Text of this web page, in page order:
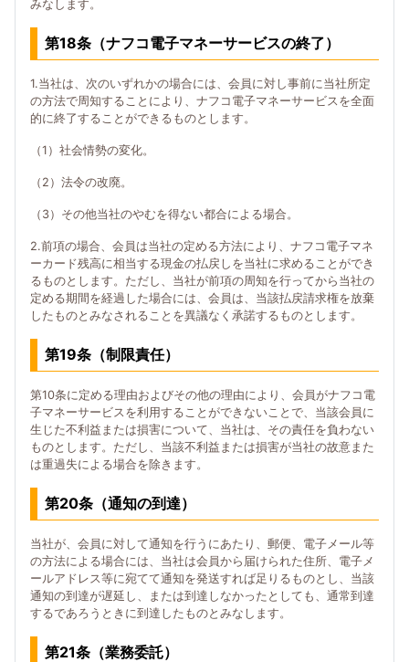
みなします。
第18条（ナフコ電子マネーサービスの終了）
1.当社は、次のいずれかの場合には、会員に対し事前に当社所定
の方法で周知することにより、ナフコ電子マネーサービスを全面
的に終了することができるものとします。
（1）社会情勢の変化。
（2）法令の改廃。
（3）その他当社のやむを得ない都合による場合。
2.前項の場合、会員は当社の定める方法により、ナフコ電子マネ
ーカード残高に相当する現金の払戻しを当社に求めることができ
るものとします。ただし、当社が前項の周知を行ってから当社の
定める期間を経過した場合には、会員は、当該払戻請求権を放棄
したものとみなされることを異議なく承諾するものとします。
第19条（制限責任）
第10条に定める理由およびその他の理由により、会員がナフコ電
子マネーサービスを利用することができないことで、当該会員に
生じた不利益または損害について、当社は、その責任を負わない
ものとします。ただし、当該不利益または損害が当社の故意また
は重過失による場合を除きます。
第20条（通知の到達）
当社が、会員に対して通知を行うにあたり、郵便、電子メール等
の方法による場合には、当社は会員から届けられた住所、電子メ
ールアドレス等に宛てて通知を発送すれば足りるものとし、当該
通知の到達が遅延し、または到達しなかったとしても、通常到達
するであろうときに到達したものとみなします。
第21条（業務委託）